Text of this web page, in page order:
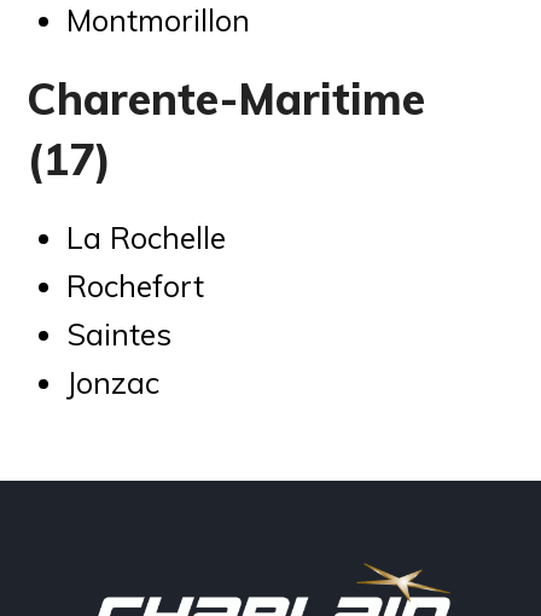
Montmorillon
Charente-Maritime
(17)
La Rochelle
Rochefort
Saintes
Jonzac